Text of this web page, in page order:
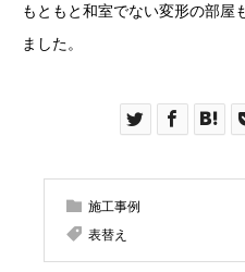
もともと和室でない変形の部屋
ました。
施工事例
表替え